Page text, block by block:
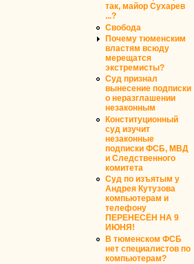
так, майор Сухарев
...?
Свобода
Почему тюменским
властям всюду
мерещатся
экстремисты?
Суд признал
вынесение подписки
о неразглашении
незаконным
Конституционный
суд изучит
незаконные
подписки ФСБ, МВД
и Следственного
комитета
Суд по изъятым у
Андрея Кутузова
компьютерам и
телефону
ПЕРЕНЕСЁН НА 9
ИЮНЯ!
В тюменском ФСБ
нет специалистов по
компьютерам?